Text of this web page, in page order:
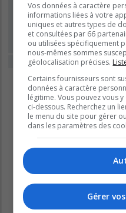
Masquer ma présence lors
Cette catégorie ne contient aucun
Vos données à caractère
informations liées à votre
uniques et autres types de
et consultées par 66
ou utilisées spécifiquement
nous-mêmes sommes
géolocalisation précises.
Certains fournisseurs sont
données à caractère
légitime. Vous pouvez vous
ci-dessous. Recherchez un
le menu du site pour gérer
dans les paramètres des
Gérer